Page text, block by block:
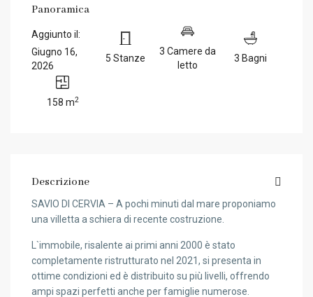
Panoramica
Aggiunto il:
Giugno 16,
2026
5 Stanze
3 Camere da
letto
3 Bagni
158 m2
Descrizione
SAVIO DI CERVIA – A pochi minuti dal mare proponiamo
una villetta a schiera di recente costruzione.
L`immobile, risalente ai primi anni 2000 è stato
completamente ristrutturato nel 2021, si presenta in
ottime condizioni ed è distribuito su più livelli, offrendo
ampi spazi perfetti anche per famiglie numerose.